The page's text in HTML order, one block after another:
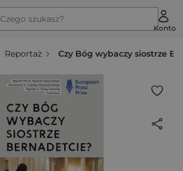
Czego szukasz?
Konto
Reportaż Czy Bóg wybaczy siostrze